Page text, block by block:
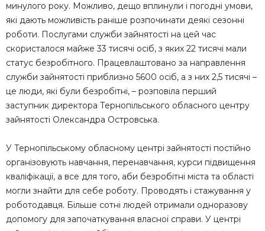
минулого року. Можливо, дещо вплинули і погодні умови,
які дають можливість раніше розпочинати деякі сезонні
роботи. Послугами служби зайнятості на цей час
скористалося майже 33 тисячі осіб, з яких 22 тисячі мали
статус безробітного. Працевлаштовано за направлення
служби зайнятості приблизно 5600 осіб, а з них 2,5 тисячі –
це люди, які були безробітні, – розповіла перший
заступник директора Тернопільського обласного центру
зайнятості Олександра Островська.
У Тернопільському обласному центрі зайнятості постійно
організовують навчання, перенавчання, курси підвищення
кваліфікації, а все для того, аби безробітні міста та області
могли знайти для себе роботу. Проводять і стажування у
роботодавця. Більше сотні людей отримали одноразову
допомогу для започаткування власної справи. У центрі